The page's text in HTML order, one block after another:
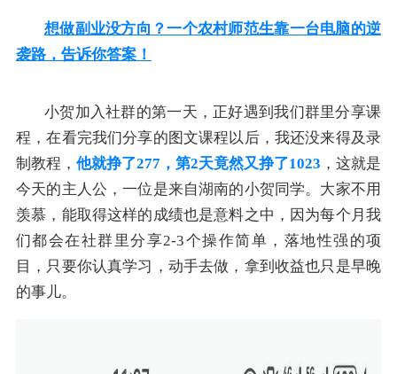
想做副业没方向？一个农村师范生靠一台电脑的逆
袭路，告诉你答案！
小贺加入社群的第一天，正好遇到我们群里分享课
程，在看完我们分享的图文课程以后，我还没来得及录
制教程， 他就挣了277，第2天竟然又挣了1023 ，这就是
今天的主人公，一位是来自湖南的小贺同学。大家不用
羡慕，能取得这样的成绩也是意料之中，因为每个月我
们都会在社群里分享2-3个操作简单，落地性强的项
目，只要你认真学习，动手去做，拿到收益也只是早晚
的事儿。